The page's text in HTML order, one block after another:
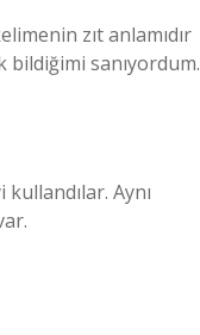
zıt anlamıdır
bildiğimi sanıyordum.
Aynı